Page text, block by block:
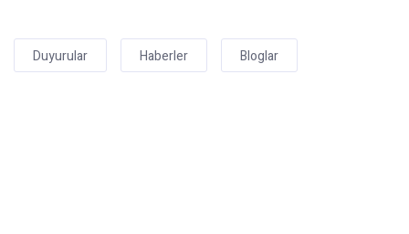
Duyurular Haberler Bloglar